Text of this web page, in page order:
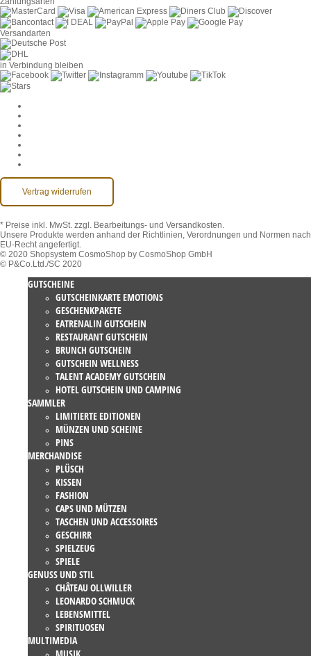
Versandarten
in Verbindung bleiben
Vertrag widerrufen
* Preise inkl. MwSt. zzgl. Bearbeitungs- und Versandkosten.
Unsere Produkte werden anhand der Richtlinien, Verordnungen und Normen nach
EU-Recht angefertigt.
© 2020 Shopsystem CosmoShop by CosmoShop GmbH
© P&Co.Ltd./SC 2020
GUTSCHEINE
GUTSCHEINKARTE EMOTIONS
GESCHENKPAKETE
EATRENALIN GUTSCHEIN
RESTAURANT GUTSCHEIN
BRUNCH GUTSCHEIN
GUTSCHEIN WELLNESS
TALENT ACADEMY GUTSCHEIN
HOTEL GUTSCHEIN UND CAMPING
SAMMLER
LIMITIERTE EDITIONEN
MÜNZEN UND SCHEINE
PINS
MERCHANDISE
PLÜSCH
KISSEN
FASHION
CAPS UND MÜTZEN
TASCHEN UND ACCESSOIRES
GESCHIRR
SPIELZEUG
SPIELE
GENUSS UND STIL
CHÂTEAU OLLWILLER
LEONARDO SCHMUCK
LEBENSMITTEL
SPIRITUOSEN
MULTIMEDIA